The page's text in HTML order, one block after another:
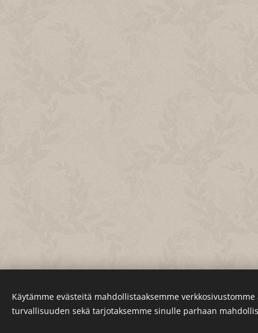
Käytämme evästeitä mahdollistaaksemme
turvallisuuden sekä tarjotaksemme sinulle parhaan